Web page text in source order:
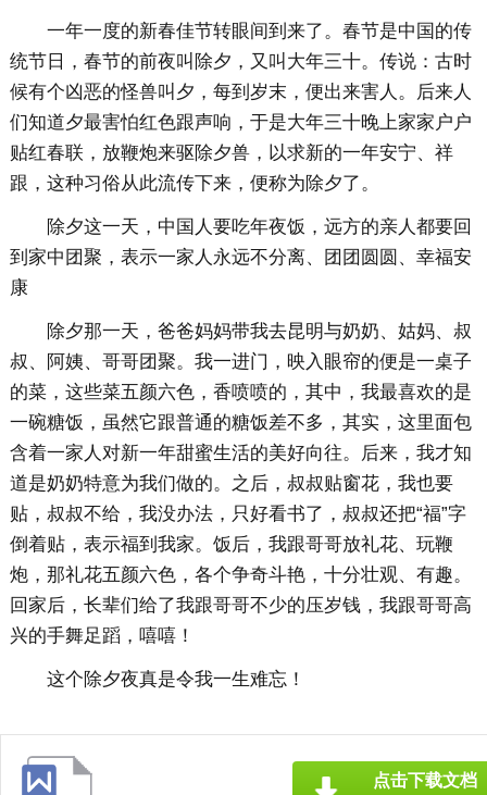
一年一度的新春佳节转眼间到来了。春节是中国的传
统节日，春节的前夜叫除夕，又叫大年三十。传说：古时
候有个凶恶的怪兽叫夕，每到岁末，便出来害人。后来人
们知道夕最害怕红色跟声响，于是大年三十晚上家家户户
贴红春联，放鞭炮来驱除夕兽，以求新的一年安宁、祥
跟，这种习俗从此流传下来，便称为除夕了。
除夕这一天，中国人要吃年夜饭，远方的亲人都要回
到家中团聚，表示一家人永远不分离、团团圆圆、幸福安
康
除夕那一天，爸爸妈妈带我去昆明与奶奶、姑妈、叔
叔、阿姨、哥哥团聚。我一进门，映入眼帘的便是一桌子
的菜，这些菜五颜六色，香喷喷的，其中，我最喜欢的是
一碗糖饭，虽然它跟普通的糖饭差不多，其实，这里面包
含着一家人对新一年甜蜜生活的美好向往。后来，我才知
道是奶奶特意为我们做的。之后，叔叔贴窗花，我也要
贴，叔叔不给，我没办法，只好看书了，叔叔还把“福”字
倒着贴，表示福到我家。饭后，我跟哥哥放礼花、玩鞭
炮，那礼花五颜六色，各个争奇斗艳，十分壮观、有趣。
回家后，长辈们给了我跟哥哥不少的压岁钱，我跟哥哥高
兴的手舞足蹈，嘻嘻！
这个除夕夜真是令我一生难忘！
点击下载文档